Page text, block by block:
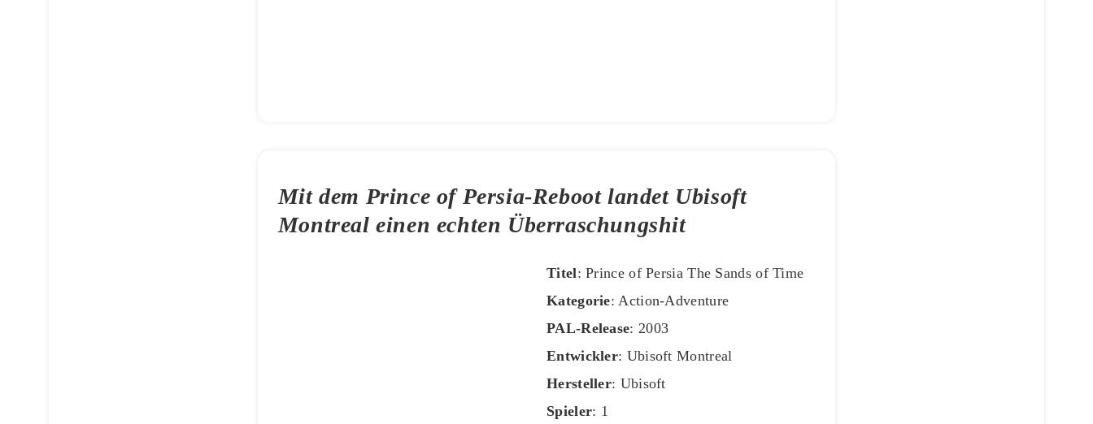
Mit dem Prince of Persia-Reboot landet Ubisoft
Montreal einen echten Überraschungshit
Titel: Prince of Persia The Sands of Time
Kategorie: Action-Adventure
PAL-Release: 2003
Entwickler: Ubisoft Montreal
Hersteller: Ubisoft
Spieler: 1